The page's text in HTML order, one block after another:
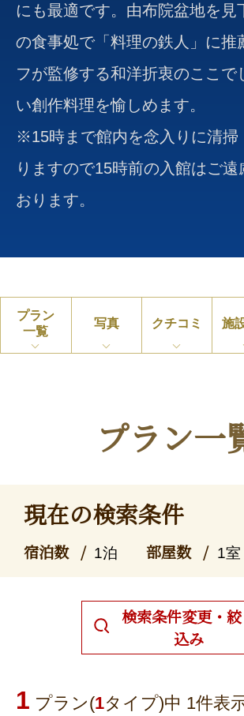
にも最適です。由布院盆地を見
の食事処で「料理の鉄人」に推
フが監修する和洋折衷のここで
い創作料理を愉しめます。
※15時まで館内を念入りに清掃
りますので15時前の入館はご遠
おります。
プラン
一覧
写真 クチコミ 施
プラン一
現在の検索条件
宿泊数 1泊 部屋数 1室
検索条件変更・絞
込み
1 プラン(1タイプ)中 1件表